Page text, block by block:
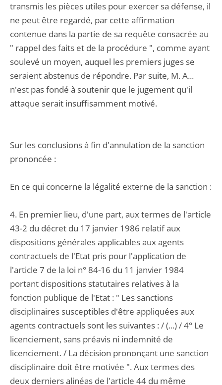
transmis les pièces utiles pour exercer sa défense, il
ne peut être regardé, par cette affirmation
contenue dans la partie de sa requête consacrée au
" rappel des faits et de la procédure ", comme ayant
soulevé un moyen, auquel les premiers juges se
seraient abstenus de répondre. Par suite, M. A...
n'est pas fondé à soutenir que le jugement qu'il
attaque serait insuffisamment motivé.
Sur les conclusions à fin d'annulation de la sanction
prononcée :
En ce qui concerne la légalité externe de la sanction :
4. En premier lieu, d'une part, aux termes de l'article
43-2 du décret du 17 janvier 1986 relatif aux
dispositions générales applicables aux agents
contractuels de l'Etat pris pour l'application de
l'article 7 de la loi n° 84-16 du 11 janvier 1984
portant dispositions statutaires relatives à la
fonction publique de l'Etat : " Les sanctions
disciplinaires susceptibles d'être appliquées aux
agents contractuels sont les suivantes : / (...) / 4° Le
licenciement, sans préavis ni indemnité de
licenciement. / La décision prononçant une sanction
disciplinaire doit être motivée ". Aux termes des
deux derniers alinéas de l'article 44 du même